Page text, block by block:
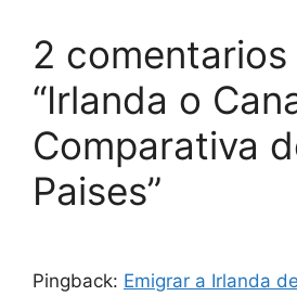
2 comentarios
“Irlanda o
Comparativa
Paises”
Pingback: Emigrar a Irlanda